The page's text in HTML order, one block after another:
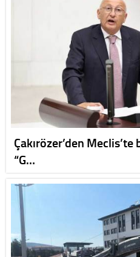
Çakırözer’den Meclis’te
“G…